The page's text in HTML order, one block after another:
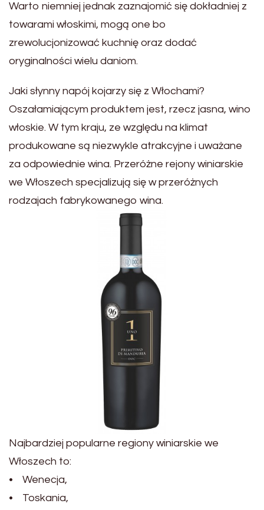
Warto niemniej jednak zaznajomić się dokładniej z
towarami włoskimi, mogą one bo
zrewolucjonizować kuchnię oraz dodać
oryginalności wielu daniom.
Jaki słynny napój kojarzy się z Włochami?
Oszałamiającym produktem jest, rzecz jasna, wino
włoskie. W tym kraju, ze względu na klimat
produkowane są niezwykle atrakcyjne i uważane
za odpowiednie wina. Przeróżne rejony winiarskie
we Włoszech specjalizują się w przeróżnych
rodzajach fabrykowanego wina.
Najbardziej popularne regiony winiarskie we
Włoszech to:
• Wenecja,
• Toskania,